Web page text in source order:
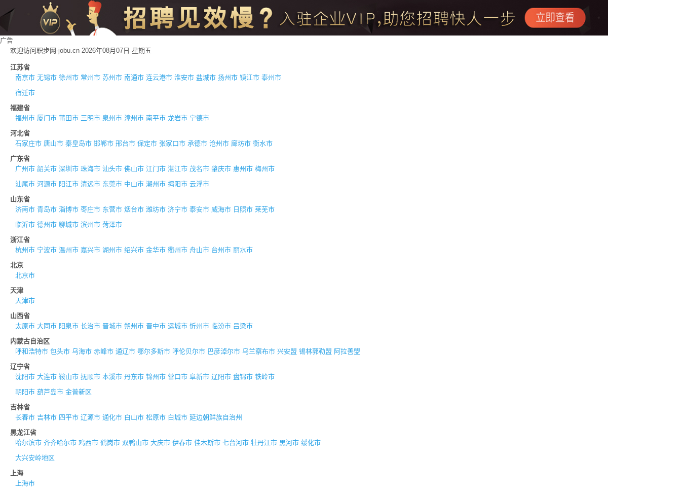
广告
欢迎访问职步网-jobu.cn 2026年08月07日 星期五
江苏省
南京市 无锡市 徐州市 常州市 苏州市 南通市 连云港市 淮安市 盐城市 扬州市 镇江市 泰州市
宿迁市
福建省
福州市 厦门市 莆田市 三明市 泉州市 漳州市 南平市 龙岩市 宁德市
河北省
石家庄市 唐山市 秦皇岛市 邯郸市 邢台市 保定市 张家口市 承德市 沧州市 廊坊市 衡水市
广东省
广州市 韶关市 深圳市 珠海市 汕头市 佛山市 江门市 湛江市 茂名市 肇庆市 惠州市 梅州市
汕尾市 河源市 阳江市 清远市 东莞市 中山市 潮州市 揭阳市 云浮市
山东省
济南市 青岛市 淄博市 枣庄市 东营市 烟台市 潍坊市 济宁市 泰安市 威海市 日照市 莱芜市
临沂市 德州市 聊城市 滨州市 菏泽市
浙江省
杭州市 宁波市 温州市 嘉兴市 湖州市 绍兴市 金华市 衢州市 舟山市 台州市 丽水市
北京
北京市
天津
天津市
山西省
太原市 大同市 阳泉市 长治市 晋城市 朔州市 晋中市 运城市 忻州市 临汾市 吕梁市
内蒙古自治区
呼和浩特市 包头市 乌海市 赤峰市 通辽市 鄂尔多斯市 呼伦贝尔市 巴彦淖尔市 乌兰察布市 兴安盟 锡林郭勒盟 阿拉善盟
辽宁省
沈阳市 大连市 鞍山市 抚顺市 本溪市 丹东市 锦州市 营口市 阜新市 辽阳市 盘锦市 铁岭市
朝阳市 葫芦岛市 金普新区
吉林省
长春市 吉林市 四平市 辽源市 通化市 白山市 松原市 白城市 延边朝鲜族自治州
黑龙江省
哈尔滨市 齐齐哈尔市 鸡西市 鹤岗市 双鸭山市 大庆市 伊春市 佳木斯市 七台河市 牡丹江市 黑河市 绥化市
大兴安岭地区
上海
上海市